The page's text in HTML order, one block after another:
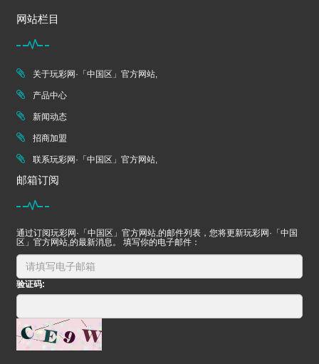
网站栏目
关于玩彩网·「中国区」官方网站,
产品中心
新闻动态
招商加盟
联系玩彩网·「中国区」官方网站,
邮箱订阅
通过订阅玩彩网·「中国区」官方网站,的邮件列表，您将更新玩彩网·「中国
区」官方网站,的最新消息。 填写你的电子邮件：
验证码: